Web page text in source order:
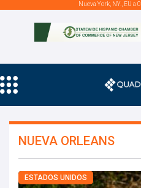
Nueva York, NY., EU a
NUEVA ORLEANS
ESTADOS UNIDOS